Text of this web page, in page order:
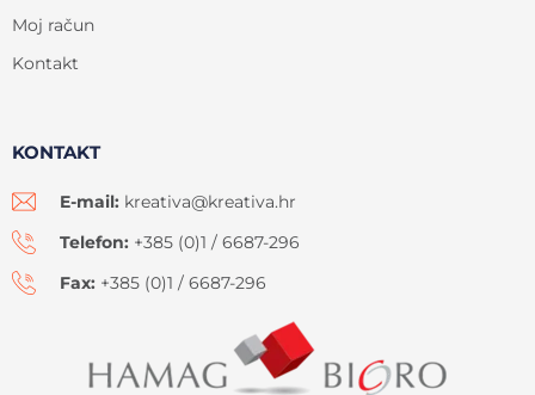
Moj račun
Kontakt
KONTAKT
E-mail: kreativa@kreativa.hr
Telefon: +385 (0)1 / 6687-296
Fax: +385 (0)1 / 6687-296